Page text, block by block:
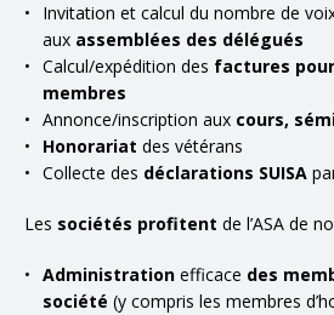
Invitation et calcul du nombre de
aux assemblées des délégués
Calcul/expédition des factures
membres
Annonce/inscription aux cours,
Honorariat des vétérans
Collecte des déclarations SUISA
Les sociétés profitent de l’ASA de
Administration efficace des
société (y compris les membres